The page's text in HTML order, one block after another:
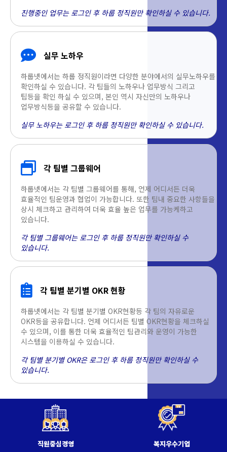
진행중인 업무는 로그인 후 하룹 정직원만 확인하실 수 있습니다.
실무 노하우
하룹넷에서는 하룹 정직원이라면 다양한 분야에서의 실무노하우를
확인하실 수 있습니다. 각 팀들의 노하우나 업무방식 그리고
팁등을 확인 하실 수 있으며, 본인 역시 자신만의 노하우나
업무방식등을 공유할 수 있습니다.
실무 노하우는 로그인 후 하룹 정직원만 확인하실 수 있습니다.
각 팀별 그룹웨어
하룹넷에서는 각 팀별 그룹웨어를 통해, 언제 어디서든 더욱
효율적인 팀운영과 협업이 가능합니다. 또한 팀내 중요한 사항들을
상시 체크하고 관리하여 더욱 효율 높은 업무를 가능케하고
있습니다.
각 팀별 그룹웨어는 로그인 후 하룹 정직원만 확인하실 수
있습니다.
각 팀별 분기별 OKR 현황
하룹넷에서는 각 팀별 분기별 OKR현황등 각 팀의 자유로운
OKR등을 공유합니다. 언제 어디서든 팀별 OKR현황을 체크하실
수 있으며, 이를 통한 더욱 효율적인 팀관리와 운영이 가능한
시스템을 이용하실 수 있습니다.
각 팀별 분기별 OKR은 로그인 후 하룹 정직원만 확인하실 수
있습니다.
직원중심경영 복지우수기업